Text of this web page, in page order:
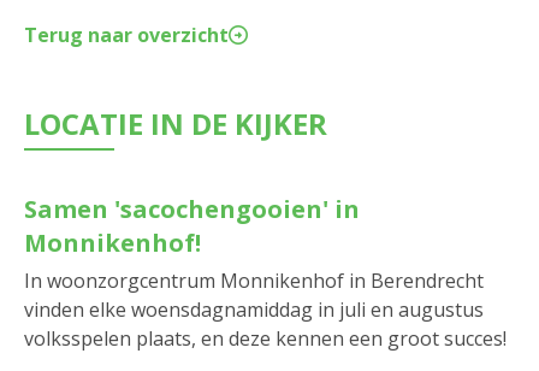
Terug naar overzicht
LOCATIE IN DE KIJKER
Samen 'sacochengooien' in
Monnikenhof!
In woonzorgcentrum Monnikenhof in Berendrecht
vinden elke woensdagnamiddag in juli en augustus
volksspelen plaats, en deze kennen een groot succes!